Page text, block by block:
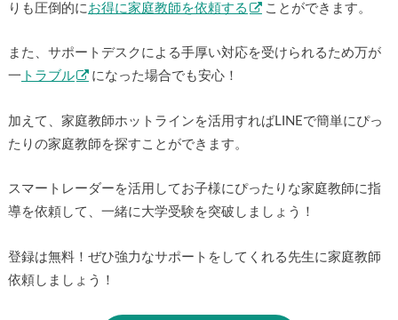
りも圧倒的に お得に家庭教師を依頼する ことができます。
また、サポートデスクによる手厚い対応を受けられるため万が
一 トラブル になった場合でも安心！
加えて、家庭教師ホットラインを活用すればLINEで簡単にぴっ
たりの家庭教師を探すことができます。
スマートレーダーを活用してお子様にぴったりな家庭教師に指
導を依頼して、一緒に大学受験を突破しましょう！
登録は無料！ぜひ強力なサポートをしてくれる先生に家庭教師
依頼しましょう！